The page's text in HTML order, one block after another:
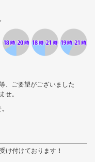
、ご要望がございました
せ。
け付けております！